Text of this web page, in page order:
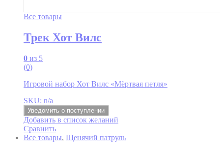
Все товары
Трек Хот Вилс
0 из 5
(0)
Игровой набор Хот Вилс «Мёртвая петля»
SKU: n/a
Уведомить о поступлении
Добавить в список желаний
Сравнить
Все товары, Щенячий патруль